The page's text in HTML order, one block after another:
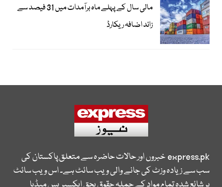
مالی سال کے پہلے ماہ برآمدات میں 31 فیصد سے
زائد اضافہ ریکارڈ
express.pkخبروں اور حالات حاضرہ سے متعلق پاکستان کی
سب سے زیادہ وزٹ کی جانے والی ویب سائٹ ہے۔ اس ویب سائٹ